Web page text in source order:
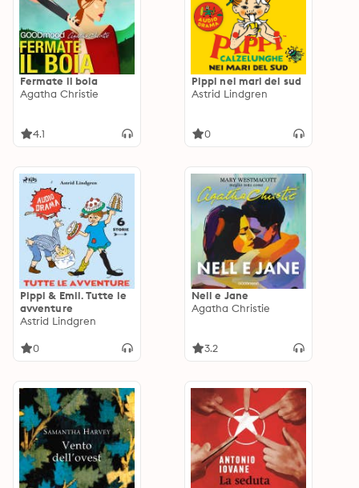
Fermate il boia
Agatha Christie
4.1
Pippi nei mari del sud
Astrid Lindgren
0
Pippi & Emil. Tutte le
avventure
Astrid Lindgren
0
Nell e Jane
Agatha Christie
3.2